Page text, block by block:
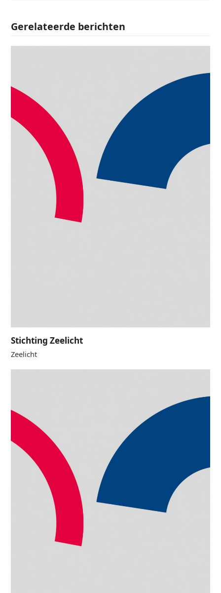
Gerelateerde berichten
Stichting Zeelicht
Zeelicht